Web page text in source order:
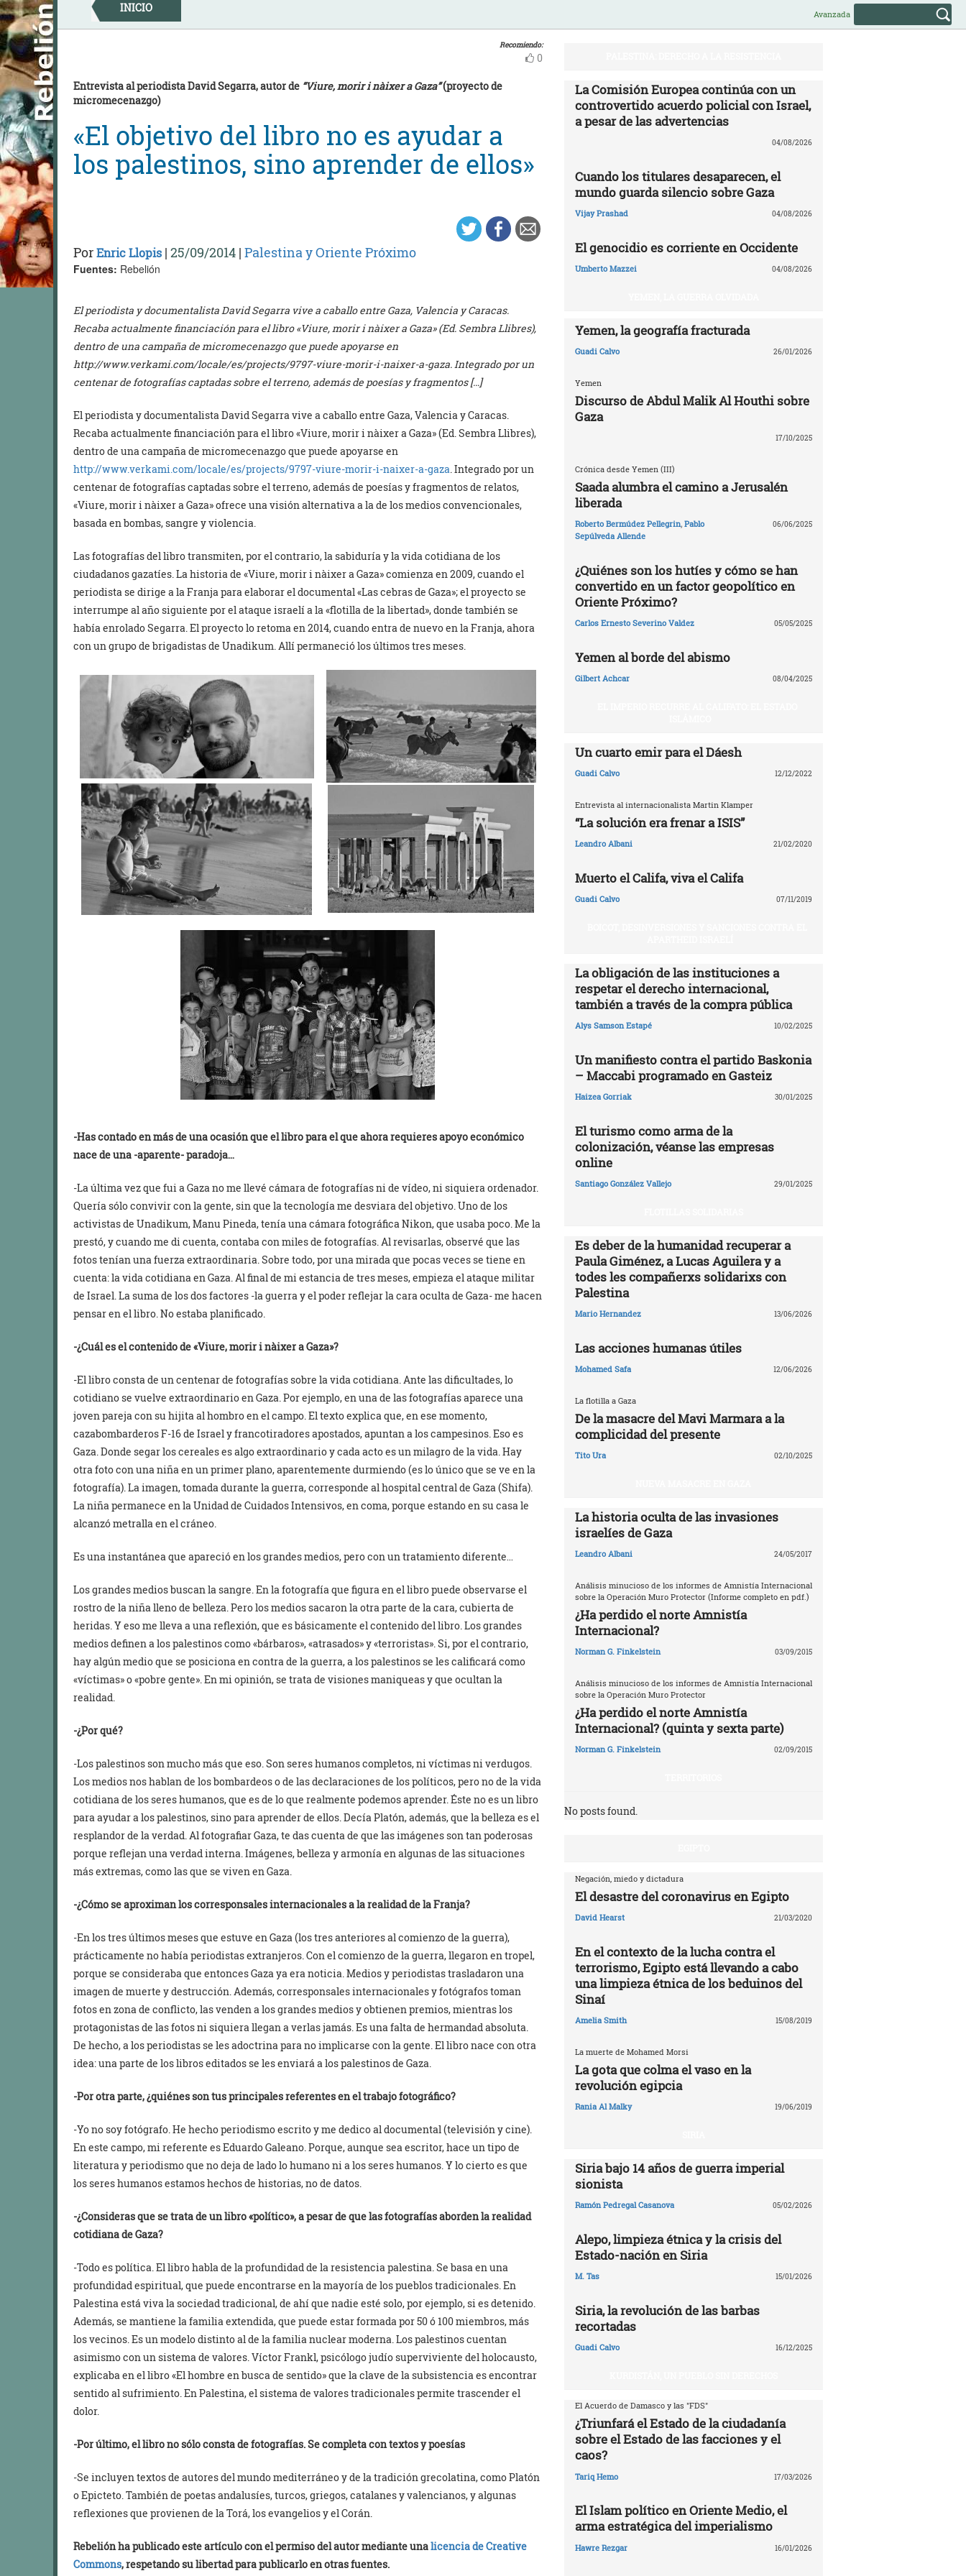
Skip
to
content
INICIO Avanzada
Recomiendo:
0
Entrevista al periodista David Segarra, autor de “Viure, morir i nàixer a Gaza”(proyecto de
micromecenazgo)
«El objetivo del libro no es ayudar a
los palestinos, sino aprender de ellos»
PorEnric Llopis | 25/09/2014 | Palestina y Oriente Próximo
Fuentes: Rebelión
El periodista y documentalista David Segarra vive a caballo entre Gaza, Valencia y Caracas.
Recaba actualmente financiación para el libro «Viure, morir i nàixer a Gaza» (Ed. Sembra Llibres),
dentro de una campaña de micromecenazgo que puede apoyarse en
http://www.verkami.com/locale/es/projects/9797-viure-morir-i-naixer-a-gaza. Integrado por un
centenar de fotografías captadas sobre el terreno, además de poesías y fragmentos […]
El periodista y documentalista David Segarra vive a caballo entre Gaza, Valencia y Caracas.
Recaba actualmente financiación para el libro «Viure, morir i nàixer a Gaza» (Ed. Sembra Llibres),
dentro de una campaña de micromecenazgo que puede apoyarse en
http://www.verkami.com/locale/es/projects/9797-viure-morir-i-naixer-a-gaza . Integrado por un
centenar de fotografías captadas sobre el terreno, además de poesías y fragmentos de relatos,
«Viure, morir i nàixer a Gaza» ofrece una visión alternativa a la de los medios convencionales,
basada en bombas, sangre y violencia.
Las fotografías del libro transmiten, por el contrario, la sabiduría y la vida cotidiana de los
ciudadanos gazatíes. La historia de «Viure, morir i nàixer a Gaza» comienza en 2009, cuando el
periodista se dirige a la Franja para elaborar el documental «Las cebras de Gaza»; el proyecto se
interrumpe al año siguiente por el ataque israelí a la «flotilla de la libertad», donde también se
había enrolado Segarra. El proyecto lo retoma en 2014, cuando entra de nuevo en la Franja, ahora
con un grupo de brigadistas de Unadikum. Allí permaneció los últimos tres meses.
-Has contado en más de una ocasión que el libro para el que ahora requieres apoyo económico
nace de una -aparente- paradoja…
-La última vez que fui a Gaza no me llevé cámara de fotografías ni de vídeo, ni siquiera ordenador.
Quería sólo convivir con la gente, sin que la tecnología me desviara del objetivo. Uno de los
activistas de Unadikum, Manu Pineda, tenía una cámara fotográfica Nikon, que usaba poco. Me la
prestó, y cuando me di cuenta, contaba con miles de fotografías. Al revisarlas, observé que las
fotos tenían una fuerza extraordinaria. Sobre todo, por una mirada que pocas veces se tiene en
cuenta: la vida cotidiana en Gaza. Al final de mi estancia de tres meses, empieza el ataque militar
de Israel. La suma de los dos factores -la guerra y el poder reflejar la cara oculta de Gaza- me hacen
pensar en el libro. No estaba planificado.
-¿Cuál es el contenido de «Viure, morir i nàixer a Gaza»?
-El libro consta de un centenar de fotografías sobre la vida cotidiana. Ante las dificultades, lo
cotidiano se vuelve extraordinario en Gaza. Por ejemplo, en una de las fotografías aparece una
joven pareja con su hijita al hombro en el campo. El texto explica que, en ese momento,
cazabombarderos F-16 de Israel y francotiradores apostados, apuntan a los campesinos. Eso es
Gaza. Donde segar los cereales es algo extraordinario y cada acto es un milagro de la vida. Hay
otra foto con una niña en un primer plano, aparentemente durmiendo (es lo único que se ve en la
fotografía). La imagen, tomada durante la guerra, corresponde al hospital central de Gaza (Shifa).
La niña permanece en la Unidad de Cuidados Intensivos, en coma, porque estando en su casa le
alcanzó metralla en el cráneo.
Es una instantánea que apareció en los grandes medios, pero con un tratamiento diferente…
Los grandes medios buscan la sangre. En la fotografía que figura en el libro puede observarse el
rostro de la niña lleno de belleza. Pero los medios sacaron la otra parte de la cara, cubierta de
heridas. Y eso me lleva a una reflexión, que es básicamente el contenido del libro. Los grandes
medios definen a los palestinos como «bárbaros», «atrasados» y «terroristas». Si, por el contrario,
hay algún medio que se posiciona en contra de la guerra, a los palestinos se les calificará como
«víctimas» o «pobre gente». En mi opinión, se trata de visiones maniqueas y que ocultan la
realidad.
-¿Por qué?
-Los palestinos son mucho más que eso. Son seres humanos completos, ni víctimas ni verdugos.
Los medios nos hablan de los bombardeos o de las declaraciones de los políticos, pero no de la vida
cotidiana de los seres humanos, que es de lo que realmente podemos aprender. Éste no es un libro
para ayudar a los palestinos, sino para aprender de ellos. Decía Platón, además, que la belleza es el
resplandor de la verdad. Al fotografiar Gaza, te das cuenta de que las imágenes son tan poderosas
porque reflejan una verdad interna. Imágenes, belleza y armonía en algunas de las situaciones
más extremas, como las que se viven en Gaza.
-¿Cómo se aproximan los corresponsales internacionales a la realidad de la Franja?
-En los tres últimos meses que estuve en Gaza (los tres anteriores al comienzo de la guerra),
prácticamente no había periodistas extranjeros. Con el comienzo de la guerra, llegaron en tropel,
porque se consideraba que entonces Gaza ya era noticia. Medios y periodistas trasladaron una
imagen de muerte y destrucción. Además, corresponsales internacionales y fotógrafos toman
fotos en zona de conflicto, las venden a los grandes medios y obtienen premios, mientras los
protagonistas de las fotos ni siquiera llegan a verlas jamás. Es una falta de hermandad absoluta.
De hecho, a los periodistas se les adoctrina para no implicarse con la gente. El libro nace con otra
idea: una parte de los libros editados se les enviará a los palestinos de Gaza.
-Por otra parte, ¿quiénes son tus principales referentes en el trabajo fotográfico?
-Yo no soy fotógrafo. He hecho periodismo escrito y me dedico al documental (televisión y cine).
En este campo, mi referente es Eduardo Galeano. Porque, aunque sea escritor, hace un tipo de
literatura y periodismo que no deja de lado lo humano ni a los seres humanos. Y lo cierto es que
los seres humanos estamos hechos de historias, no de datos.
-¿Consideras que se trata de un libro «político», a pesar de que las fotografías aborden la realidad
cotidiana de Gaza?
-Todo es política. El libro habla de la profundidad de la resistencia palestina. Se basa en una
profundidad espiritual, que puede encontrarse en la mayoría de los pueblos tradicionales. En
Palestina está viva la sociedad tradicional, de ahí que nadie esté solo, por ejemplo, si es detenido.
Además, se mantiene la familia extendida, que puede estar formada por 50 ó 100 miembros, más
los vecinos. Es un modelo distinto al de la familia nuclear moderna. Los palestinos cuentan
asimismo con un sistema de valores. Víctor Frankl, psicólogo judío superviviente del holocausto,
explicaba en el libro «El hombre en busca de sentido» que la clave de la subsistencia es encontrar
sentido al sufrimiento. En Palestina, el sistema de valores tradicionales permite trascender el
dolor.
-Por último, el libro no sólo consta de fotografías. Se completa con textos y poesías
-Se incluyen textos de autores del mundo mediterráneo y de la tradición grecolatina, como Platón
o Epicteto. También de poetas andalusíes, turcos, griegos, catalanes y valencianos, y algunas
reflexiones que provienen de la Torá, los evangelios y el Corán.
Rebelión ha publicado este artículo con el permiso del autor mediante unalicencia de Creative
Commons, respetando su libertad para publicarlo en otras fuentes.
La Comisión Europea continúa con un
controvertido acuerdo policial con Israel,
a pesar de las advertencias
04/08/2026
Cuando los titulares desaparecen, el
mundo guarda silencio sobre Gaza
Vijay Prashad 04/08/2026
El genocidio es corriente en Occidente
Umberto Mazzei 04/08/2026
Yemen, la geografía fracturada
Guadi Calvo 26/01/2026
Yemen
Discurso de Abdul Malik Al Houthi sobre
Gaza
17/10/2025
Crónica desde Yemen (III)
Saada alumbra el camino a Jerusalén
liberada
Roberto Bermúdez Pellegrin, Pablo
Sepúlveda Allende
06/06/2025
¿Quiénes son los hutíes y cómo se han
convertido en un factor geopolítico en
Oriente Próximo?
Carlos Ernesto Severino Valdez 05/05/2025
Yemen al borde del abismo
Gilbert Achcar 08/04/2025
Un cuarto emir para el Dáesh
Guadi Calvo 12/12/2022
Entrevista al internacionalista Martin Klamper
“La solución era frenar a ISIS”
Leandro Albani 21/02/2020
Muerto el Califa, viva el Califa
Guadi Calvo 07/11/2019
La obligación de las instituciones a
respetar el derecho internacional,
también a través de la compra pública
Alys Samson Estapé 10/02/2025
Un manifiesto contra el partido Baskonia
– Maccabi programado en Gasteiz
Haizea Gorriak 30/01/2025
El turismo como arma de la
colonización, véanse las empresas
online
Santiago González Vallejo 29/01/2025
Es deber de la humanidad recuperar a
Paula Giménez, a Lucas Aguilera y a
todes les compañerxs solidarixs con
Palestina
Mario Hernandez 13/06/2026
Las acciones humanas útiles
Mohamed Safa 12/06/2026
La flotilla a Gaza
De la masacre del Mavi Marmara a la
complicidad del presente
Tito Ura 02/10/2025
La historia oculta de las invasiones
israelíes de Gaza
Leandro Albani 24/05/2017
Análisis minucioso de los informes de Amnistía Internacional
sobre la Operación Muro Protector (Informe completo en pdf.)
¿Ha perdido el norte Amnistía
Internacional?
Norman G. Finkelstein 03/09/2015
Análisis minucioso de los informes de Amnistía Internacional
sobre la Operación Muro Protector
¿Ha perdido el norte Amnistía
Internacional? (quinta y sexta parte)
Norman G. Finkelstein 02/09/2015
No posts found.
Negación, miedo y dictadura
El desastre del coronavirus en Egipto
David Hearst 21/03/2020
En el contexto de la lucha contra el
terrorismo, Egipto está llevando a cabo
una limpieza étnica de los beduinos del
Sinaí
Amelia Smith 15/08/2019
La muerte de Mohamed Morsi
La gota que colma el vaso en la
revolución egipcia
Rania Al Malky 19/06/2019
Siria bajo 14 años de guerra imperial
sionista
Ramón Pedregal Casanova 05/02/2026
Alepo, limpieza étnica y la crisis del
Estado-nación en Siria
M. Tas 15/01/2026
Siria, la revolución de las barbas
recortadas
Guadi Calvo 16/12/2025
El Acuerdo de Damasco y las "FDS"
¿Triunfará el Estado de la ciudadanía
sobre el Estado de las facciones y el
caos?
Tariq Hemo 17/03/2026
El Islam político en Oriente Medio, el
arma estratégica del imperialismo
Hawre Rezgar 16/01/2026